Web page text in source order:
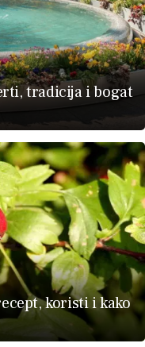
tradicija i bogat
koristi i kako